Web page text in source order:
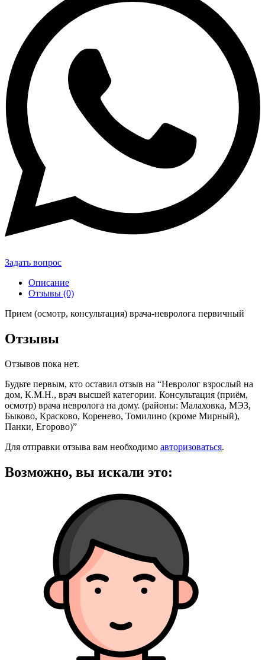
Задать вопрос
Описание
Отзывы (0)
Прием (осмотр, консультация) врача-невролога первичный
Отзывы
Отзывов пока нет.
Будьте первым, кто оставил отзыв на “Невролог взрослый на
дом, К.М.Н., врач высшей категории. Консультация (приём,
осмотр) врача невролога на дому. (районы: Малаховка, МЭЗ,
Быково, Красково, Коренево, Томилино (кроме Мирный),
Панки, Егорово)”
Для отправки отзыва вам необходимо авторизоваться.
Возможно, вы искали это: